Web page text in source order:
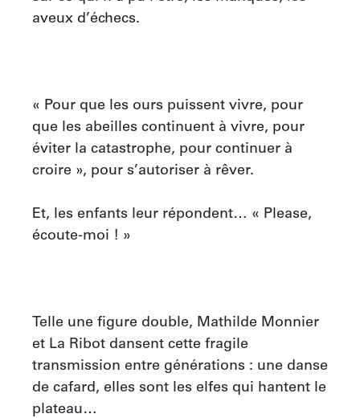
aveux d’échecs.
« Pour que les ours puissent vivre, pour
que les abeilles continuent à vivre, pour
éviter la catastrophe, pour continuer à
croire », pour s’autoriser à rêver.
Et, les enfants leur répondent… « Please,
écoute-moi ! »
Telle une figure double, Mathilde Monnier
et La Ribot dansent cette fragile
transmission entre générations : une danse
de cafard, elles sont les elfes qui hantent le
plateau…